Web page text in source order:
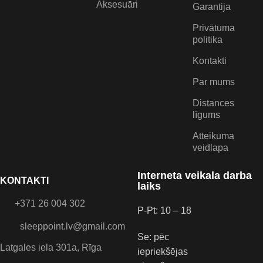
Aksesuāri
KONTAKTI
+371 26 004 302
sleeppoint.lv@gmail.com
Latgales iela 301a, Rīga
Garantija
Privātuma
politika
Kontakti
Par mums
Distances
līgums
Atteikuma
veidlapa
Interneta veikala darba
laiks
P-Pt: 10 – 18
Se: pēc
iepriekšējas